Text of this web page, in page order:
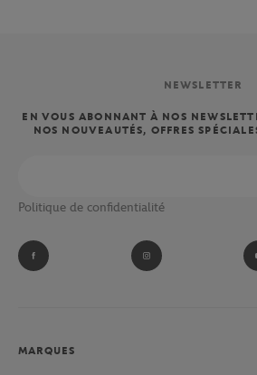
NEWSLETTER
EN VOUS ABONNANT À NOS
NOS NOUVEAUTÉS, OFFRES
Politique de confidentialité
MARQUES